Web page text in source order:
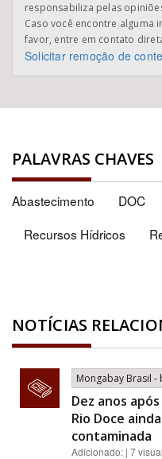
responsabiliza pelas
Caso você encontre alguma
favor, entre em contato
Solicitar remoção de
PALAVRAS CHAVES
Abastecimento DOC
Recursos Hídricos
NOTÍCIAS
Mongabay Brasil
Dez anos
Rio Doce
contaminada
Adicionado: | 7